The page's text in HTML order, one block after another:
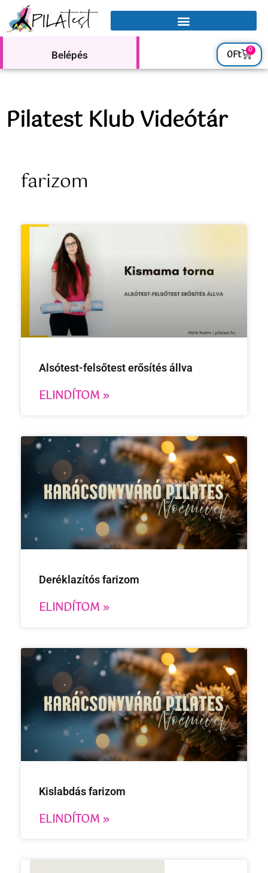
Belépés 0Ft 0
Pilatest Klub Videótár
farizom
Alsótest-felsőtest erősítés állva
ELINDÍTOM »
Deréklazítós farizom
ELINDÍTOM »
Kislabdás farizom
ELINDÍTOM »